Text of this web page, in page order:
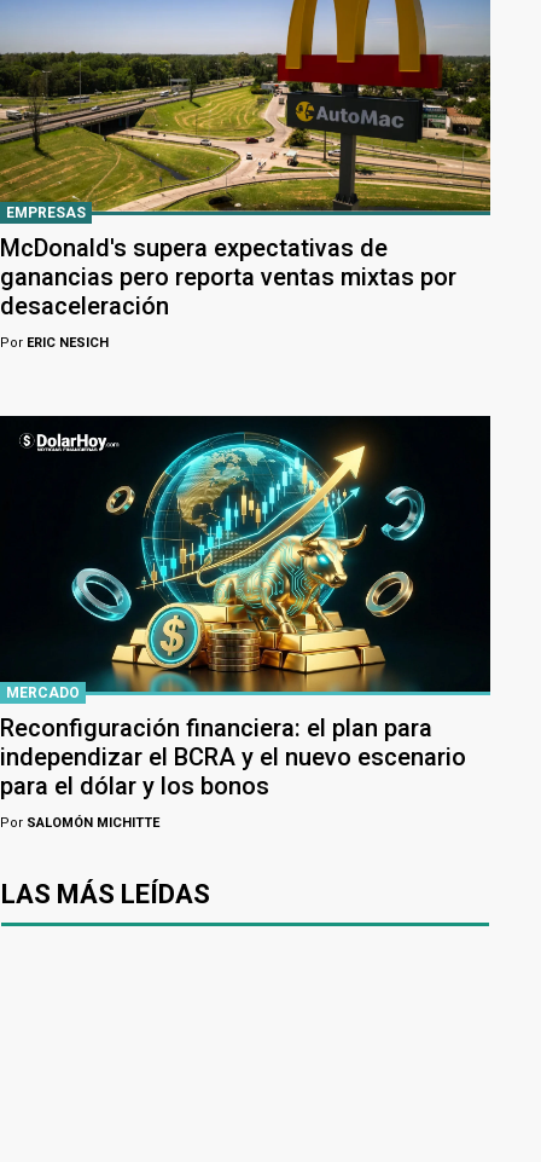
EMPRESAS
McDonald's supera expectativas de
ganancias pero reporta ventas mixtas por
desaceleración
Por ERIC NESICH
MERCADO
Reconfiguración financiera: el plan para
independizar el BCRA y el nuevo escenario
para el dólar y los bonos
Por SALOMÓN MICHITTE
LAS MÁS LEÍDAS